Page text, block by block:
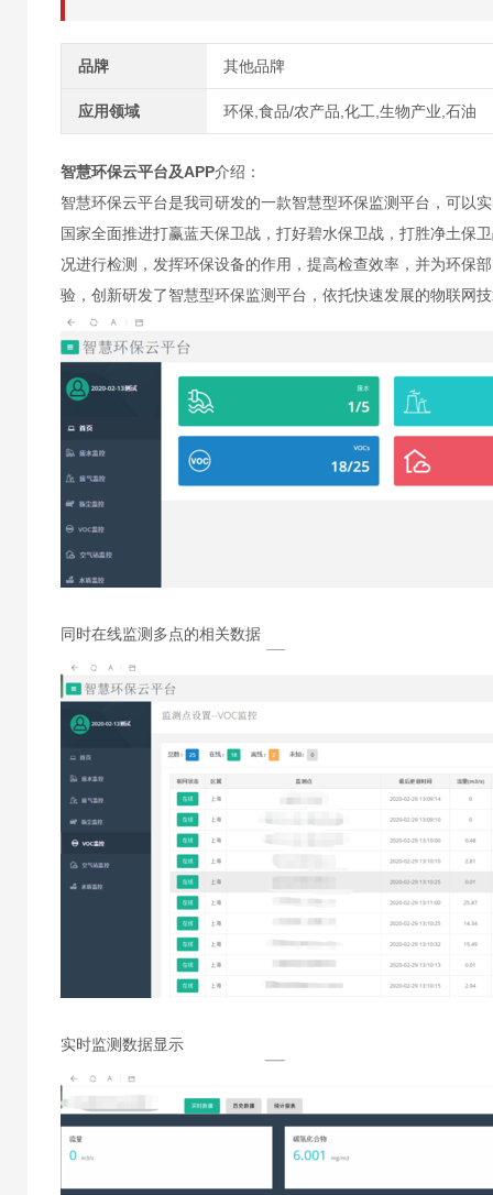
品牌 其他品牌
应用领域 环保,食品/农产品,化工,生物产业,石油
智慧环保云平台及APP介绍：
智慧环保云平台是我司研发的一款智慧型环保监测平台，可以
国家全面推进打赢蓝天保卫战，打好碧水保卫战，打胜净土保
况进行检测，发挥环保设备的作用，提高检查效率，并为环保
验，创新研发了智慧型环保监测平台，依托快速发展的物联网
同时在线监测多点的相关数据
实时监测数据显示